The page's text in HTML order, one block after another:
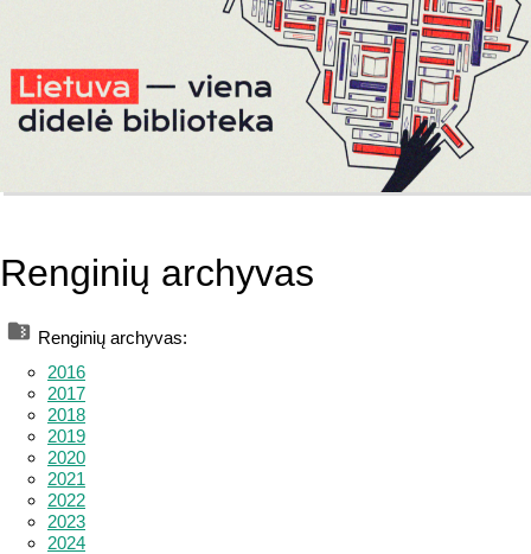
Renginių archyvas
Renginių archyvas:
2016
2017
2018
2019
2020
2021
2022
2023
2024